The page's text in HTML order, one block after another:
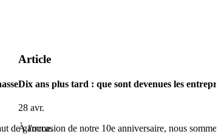
de gamme.
Article
Dix ans plus tard : que sont devenues les
28 avr.
À l'occasion de notre 10e anniversaire, nous